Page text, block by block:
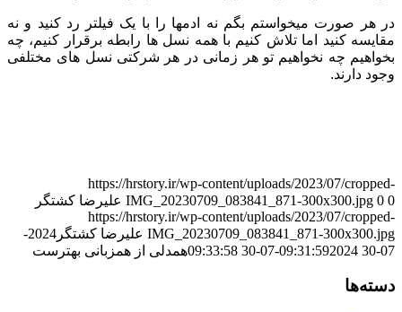
در هر صورت میخواستم بگم نه ادمها را با یک فیلتر رد کنید و نه
مقایسه کنید اما تلاش کنیم با همه نسل ها رابطه برقرار کنیم، چه
بخواهیم چه نخواهیم تو هر زمانی در هر شرکتی نسل های مختلفی
وجود دارند.
https://hrstory.ir/wp-content/uploads/2023/07/cropped-
IMG_20230709_083841_871-300x300.jpg 0 0
علیرضا کشتگر
https://hrstory.ir/wp-content/uploads/2023/07/cropped-
IMG_20230709_083841_871-300x300.jpg علیرضا کشتگر
2024-
07-30 09:31:59
2024-07-30 09:33:58 همدلی از همزبانی بهترست
دسته‌ها